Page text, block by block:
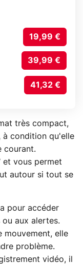
19,99 €
39,99 €
41,32 €
très compact,
à condition qu'elle
courant.
et vous permet
autour si tout se
pour accéder
aux alertes.
mouvement, elle
problème.
vidéo, il